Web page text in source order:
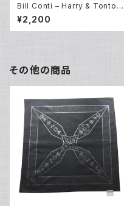
Bill Conti – Harry & Tonto
(Original Motion Picture So
undtrack) (LP)
¥2,200
その他の商品